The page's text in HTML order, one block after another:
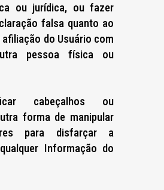
ou jurídica, ou fazer
falsa quanto ao
do Usuário com
pessoa física ou
cabeçalhos ou
forma de manipular
para disfarçar a
Informação do